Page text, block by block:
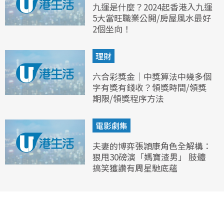
九運是什麼？2024起香港入九運
5大當旺職業公開/房屋風水最好
2個坐向！
理財
六合彩獎金｜中獎算法中幾多個
字有獎有錢收？領獎時間/領獎
期限/領獎程序方法
電影劇集
夫妻的博弈張頴康角色全解構：
狠甩30磅演「媽寶渣男」 肢體
搞笑獲讚有周星馳底蘊